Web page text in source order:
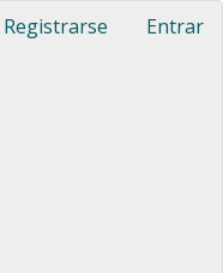
Registrarse Entrar